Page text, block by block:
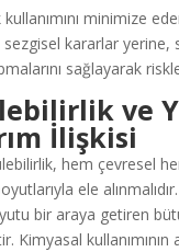
minimize
kararlar yerine,
sağlayarak
ve
İlişkisi
hem çevresel
ele alınmalıdır.
bir araya getiren
Kimyasal kullanımının